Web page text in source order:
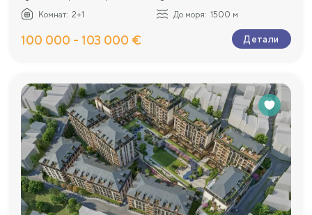
Комнат: 2+1 До моря: 1500 м
100 000 - 103 000 € Детали